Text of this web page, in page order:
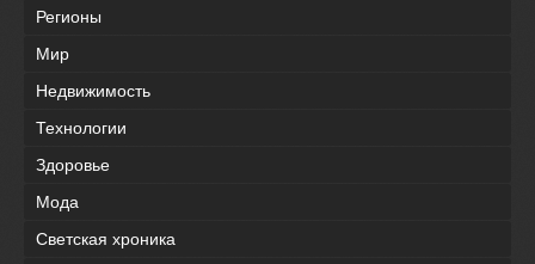
Регионы
Мир
Недвижимость
Технологии
Здоровье
Мода
Светская хроника